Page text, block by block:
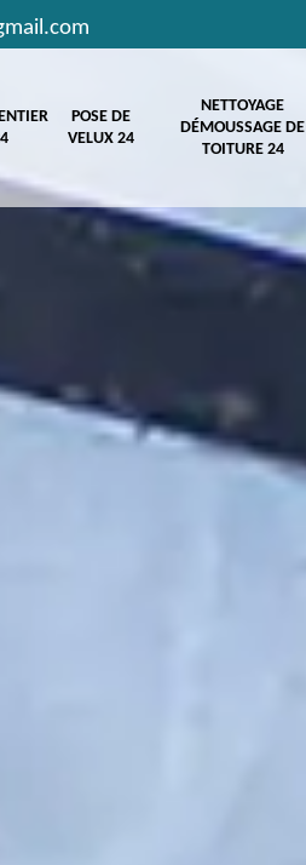
POSE DE
VELUX 24
NETTOYAGE
DÉMOUSSAGE DE
TOITURE 24